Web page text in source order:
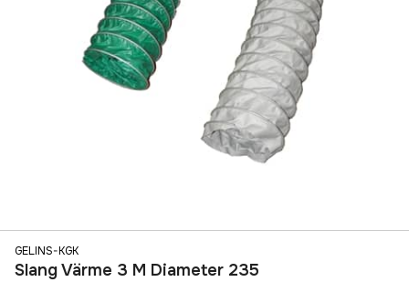
GELINS-KGK
Slang Värme 3 M Diameter 235